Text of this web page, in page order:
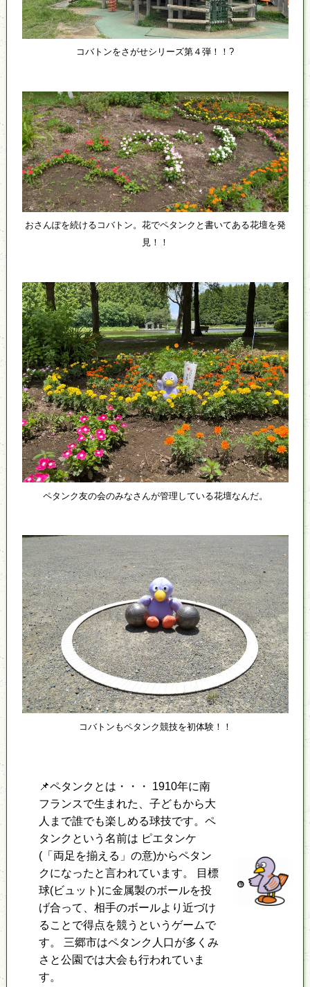
コバトンをさがせシリーズ第４弾！！?
おさんぽを続けるコバトン。花でペタンクと書いてある花壇を発
見！！
ペタンク友の会のみなさんが管理している花壇なんだ。
コバトンもペタンク競技を初体験！！
📌ペタンクとは・・・ 1910年に南
フランスで生まれた、子どもから大
人まで誰でも楽しめる球技です。ペ
タンクという名前は ピエタンケ
(「両足を揃える」の意)からペタン
クになったと言われています。 目標
球(ビュット)に金属製のボールを投
げ合って、相手のボールより近づけ
ることで得点を競うというゲームで
す。 三郷市はペタンク人口が多くみ
さと公園では大会も行われていま
す。